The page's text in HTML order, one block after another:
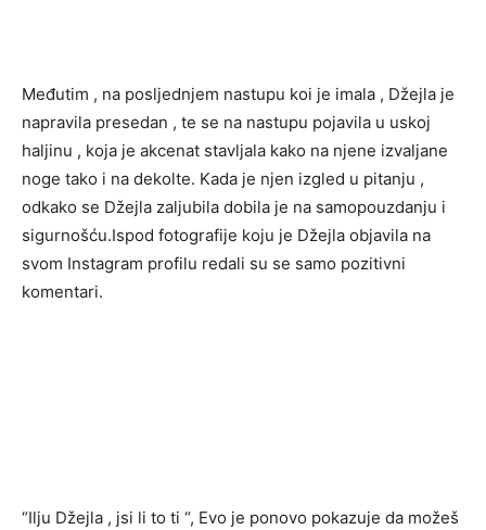
Međutim , na posljednjem nastupu koi je imala , Džejla je
napravila presedan , te se na nastupu pojavila u uskoj
haljinu , koja je akcenat stavljala kako na njene izvaljane
noge tako i na dekolte. Kada je njen izgled u pitanju ,
odkako se Džejla zaljubila dobila je na samopouzdanju i
sigurnošću.Ispod fotografije koju je Džejla objavila na
svom Instagram profilu redali su se samo pozitivni
komentari.
“Ilju Džejla , jsi li to ti “, Evo je ponovo pokazuje da možeš